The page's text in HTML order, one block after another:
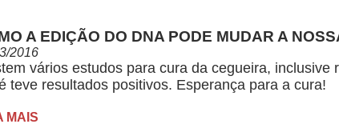
A EDIÇÃO DO DNA PODE MUDAR A
2016
vários estudos para cura da cegueira,
teve resultados positivos. Esperança para a cura!
MAIS